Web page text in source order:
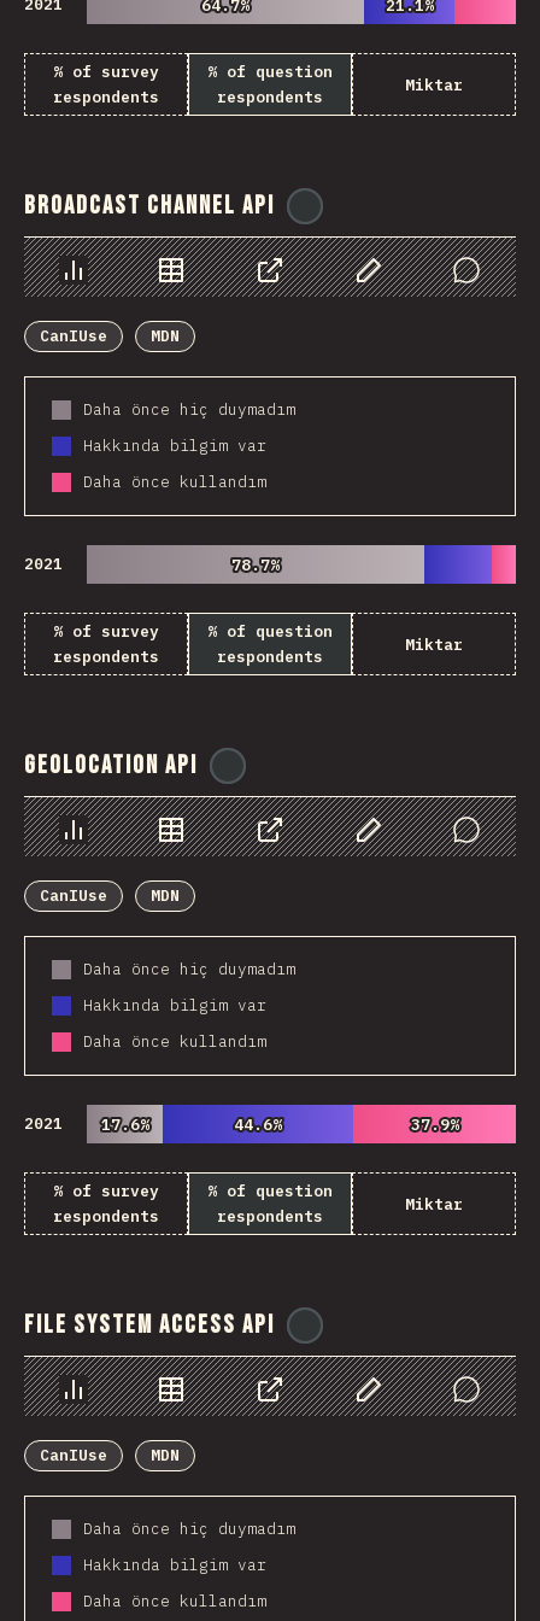
2021 64.7%
64.7% 21.1%
21.1%
% of survey
respondents
% of question
respondents
Miktar
Broadcast Channel API
Chart Data Share Customize Data
Comments
CanIUse
MDN
Daha önce hiç duymadım
Hakkında bilgim var
Daha önce kullandım
2021 78.7%
78.7%
% of survey
respondents
% of question
respondents
Miktar
Geolocation API
Chart Data Share Customize Data
Comments
CanIUse
MDN
Daha önce hiç duymadım
Hakkında bilgim var
Daha önce kullandım
2021 17.6%
17.6% 44.6%
44.6% 37.9%
37.9%
% of survey
respondents
% of question
respondents
Miktar
File System Access API
Chart Data Share Customize Data
Comments
CanIUse
MDN
Daha önce hiç duymadım
Hakkında bilgim var
Daha önce kullandım